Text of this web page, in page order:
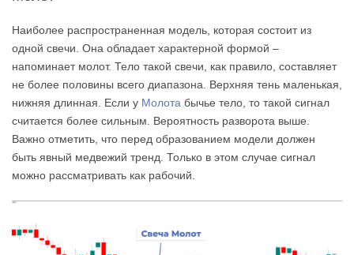
Наиболее распространенная модель, которая состоит из
одной свечи. Она обладает характерной формой –
напоминает молот. Тело такой свечи, как правило, составляет
не более половины всего диапазона. Верхняя тень маленькая,
нижняя длинная. Если у Молота бычье тело, то такой сигнал
считается более сильным. Вероятность разворота выше.
Важно отметить, что перед образованием модели должен
быть явный медвежий тренд. Только в этом случае сигнал
можно рассматривать как рабочий.